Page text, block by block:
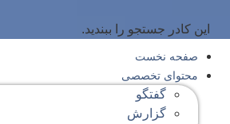
این کادر جستجو را ببندید.
صفحه‌ نخست
محتوای‌ تخصصی
گفتگو
گزارش